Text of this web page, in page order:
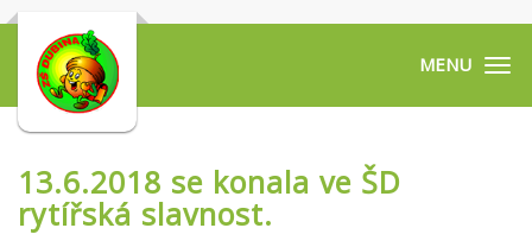
13.6.2018 se konala ve ŠD
rytířská slavnost.